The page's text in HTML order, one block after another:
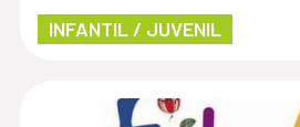
INFANTIL / JUVENIL